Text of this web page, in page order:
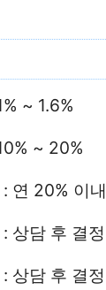
~ 1.6%
~ 20%
연 20% 이내
상담 후 결정
상담 후 결정